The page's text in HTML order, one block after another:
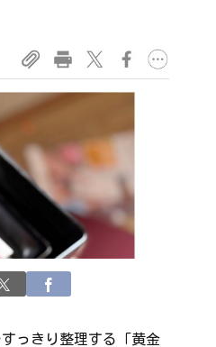
っきり整理する「黄金